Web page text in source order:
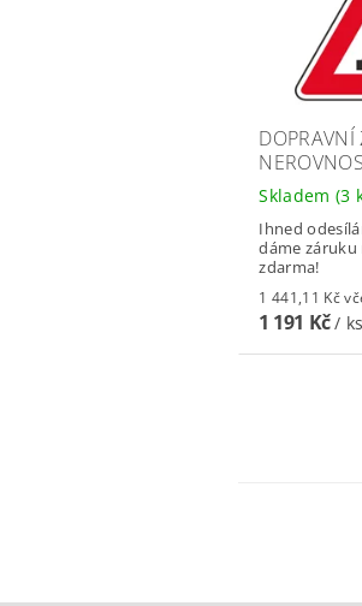
DOPRAVNÍ
Skladem (3
Ihned
dáme záruku
zdarma!
1
1 191 Kč/ ks